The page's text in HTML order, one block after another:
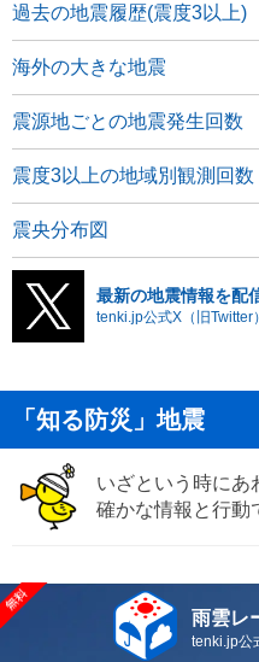
過去の地震履歴(震度3以上)
海外の大きな地震
震源地ごとの地震発生回数
震度3以上の地域別観測回数
震央分布図
最新の地震情報を配
tenki.jp公式X（旧Twitter
「知る防災」地震
いざという時にあ
確かな情報と行動
雨雲レ
tenki.jp公